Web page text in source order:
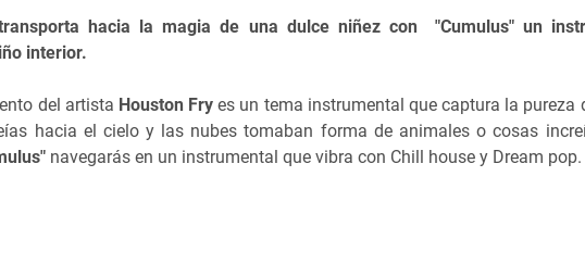
hacia la magia de una dulce niñez con "Cumulus" un
interior.
del artista Houston Fry es un tema instrumental que captura la pureza
hacia el cielo y las nubes tomaban forma de animales o cosas
navegarás en un instrumental que vibra con Chill house y Dream pop.